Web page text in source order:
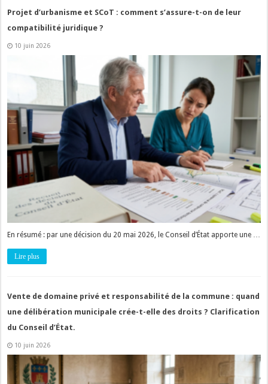
Projet d’urbanisme et SCoT : comment s’assure-t-on de leur
compatibilité juridique ?
10 juin 2026
En résumé : par une décision du 20 mai 2026, le Conseil d’État apporte une …
Lire plus
Vente de domaine privé et responsabilité de la commune : quand
une délibération municipale crée-t-elle des droits ? Clarification
du Conseil d’État.
10 juin 2026